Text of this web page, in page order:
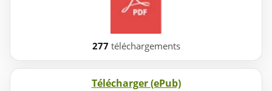
277 téléchargements
Télécharger (ePub)